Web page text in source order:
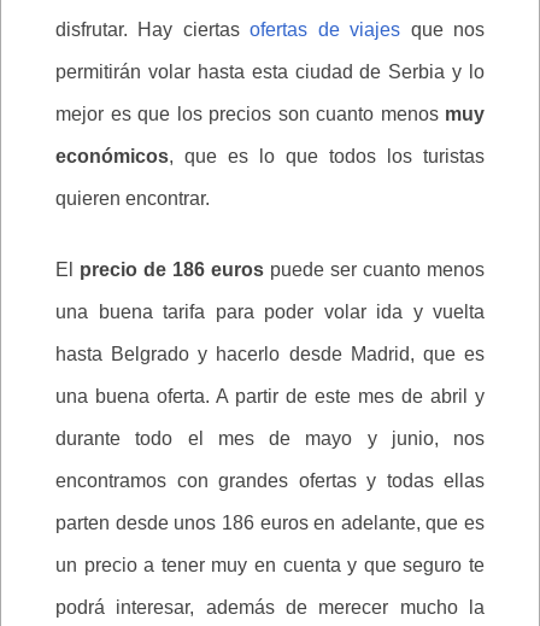
disfrutar. Hay ciertasofertas de viajes que nos
permitirán volar hasta esta ciudad de Serbia y lo
mejor es que los precios son cuanto menos muy
económicos, que es lo que todos los turistas
quieren encontrar.
El precio de 186 euros puede ser cuanto menos
una buena tarifa para poder volar ida y vuelta
hasta Belgrado y hacerlo desde Madrid, que es
una buena oferta. A partir de este mes de abril y
durante todo el mes de mayo y junio, nos
encontramos con grandes ofertas y todas ellas
parten desde unos 186 euros en adelante, que es
un precio a tener muy en cuenta y que seguro te
podrá interesar, además de merecer mucho la